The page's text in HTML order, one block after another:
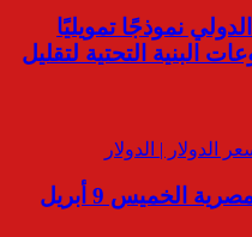
نموذجًا تمويليًا
البنية التحتية لتقليل
أسعار صرف الدولار بالبنوك المصرية الخميس 9 أبريل